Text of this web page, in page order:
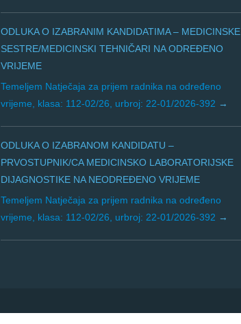
ODLUKA O IZABRANIM KANDIDATIMA – MEDICINSKE
SESTRE/MEDICINSKI TEHNIČARI NA ODREĐENO
VRIJEME
Temeljem Natječaja za prijem radnika na određeno
vrijeme, klasa: 112-02/26, urbroj: 22-01/2026-392
ODLUKA O IZABRANOM KANDIDATU –
PRVOSTUPNIK/CA MEDICINSKO LABORATORIJSKE
DIJAGNOSTIKE NA NEODREĐENO VRIJEME
Temeljem Natječaja za prijem radnika na određeno
vrijeme, klasa: 112-02/26, urbroj: 22-01/2026-392